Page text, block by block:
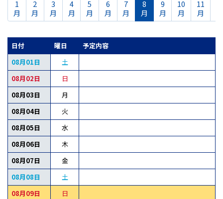
1
月
2
月
3
月
4
月
5
月
6
月
7
月
8
月
9
月
10
月
11
月
日付 曜日
予定内容
08月01日
土
08月02日
日
08月03日
月
08月04日
火
08月05日
水
08月06日
木
08月07日
金
08月08日
土
08月09日
日